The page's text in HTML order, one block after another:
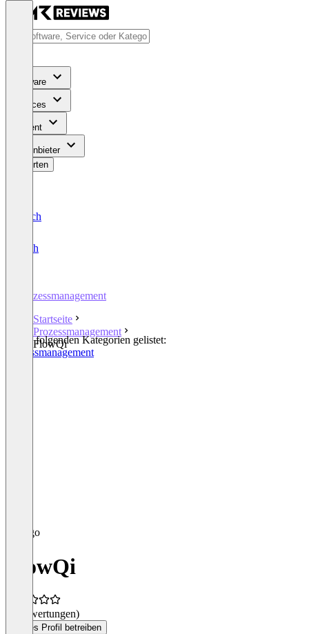
Software
Services
Content
Für Anbieter
Bewerten
Deutsch
English
Prozessmanagement
Startseite
Prozessmanagement
FlowQi
In den folgenden Kategorien gelistet:
Prozessmanagement
FlowQi
(0 Bewertungen)
Dieses Profil betreiben